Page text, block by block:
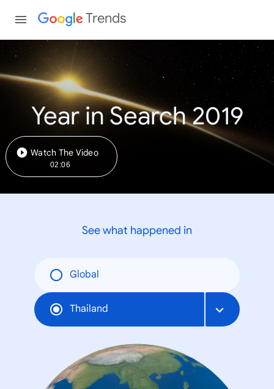
Trends
Year in Search 2019
Watch The Video
02:06
See what happened in
Global
Thailand